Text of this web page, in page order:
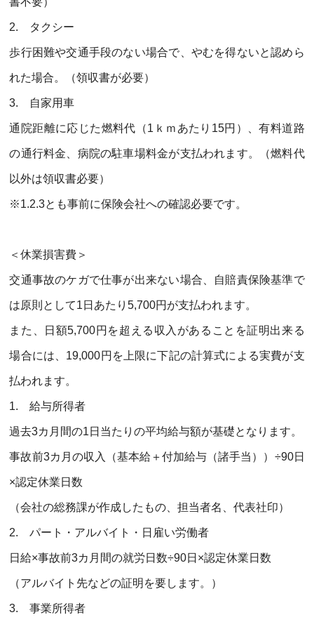
2. タクシー
歩行困難や交通手段のない場合で、やむを得ないと認めら
れた場合。（領収書が必要）
3. 自家用車
通院距離に応じた燃料代（1 ｋｍあたり 15円）、有料道路
の通行料金、病院の駐車場料金が支払われます。（燃料代
以外は領収書必要）
※1.2.3とも事前に保険会社への確認必要です。
＜休業損害費＞
交通事故のケガで仕事が出来ない場合、自賠責保険基準で
は原則として1 日あたり5,700円が支払われます。
また、日額5,700円を超える収入があることを証明出来る
場合には、 19,000円を上限に下記の計算式による実費が支
払われます。
1.給与所得者
過去3カ月間の1 日当たりの平均給与額が基礎となります。
事故前3カ月の収入（基本給＋付加給与（諸手当））÷90日
×認定休業日数
（会社の総務課が作成したもの、担当者名、代表社印）
2.パート・アルバイト・日雇い労働者
日給×事故前3カ月間の就労日数÷90日×認定休業日数
（アルバイト先などの証明を要します。）
3.事業所得者